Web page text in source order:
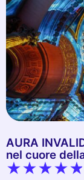
AURA
nel cuore